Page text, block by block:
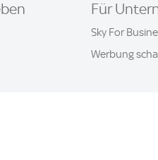
Für
Sky For
Werbung